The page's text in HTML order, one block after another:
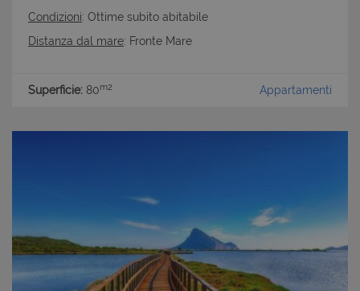
Condizioni: Ottime subito abitabile
Distanza dal mare: Fronte Mare
Superficie: 80m2 Appartamenti